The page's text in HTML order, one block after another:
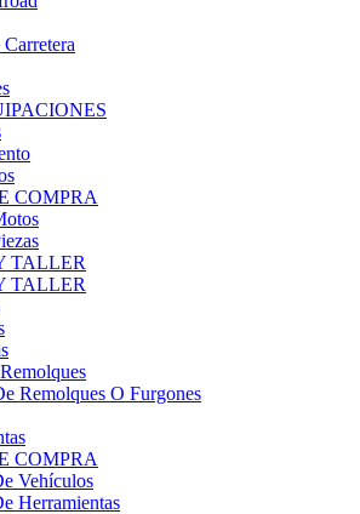
COMPRA
TALLER
TALLER
Remolques O Furgones
COMPRA
Vehículos
Herramientas